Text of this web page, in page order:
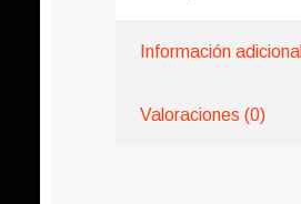
Información adicional
Valoraciones (0)